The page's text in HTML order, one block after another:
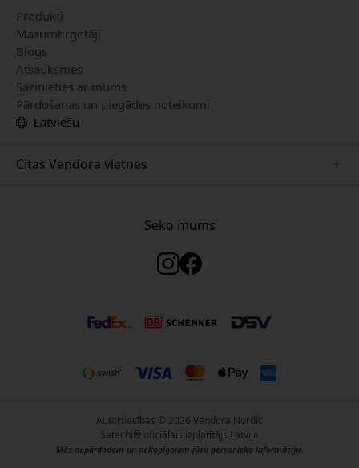
Produkti
Mazumtirgotāji
Blogs
Atsauksmes
Sazinieties ar mums
Pārdošanas un piegādes noteikumi
Latviešu
Citas Vendora vietnes
Seko mums
Autortiesības © 2026 Vendora Nordic
Satechi® oficiālais izplatītājs Latvija
Mēs nepārdodam un nekopīgojam jūsu personisko informāciju.